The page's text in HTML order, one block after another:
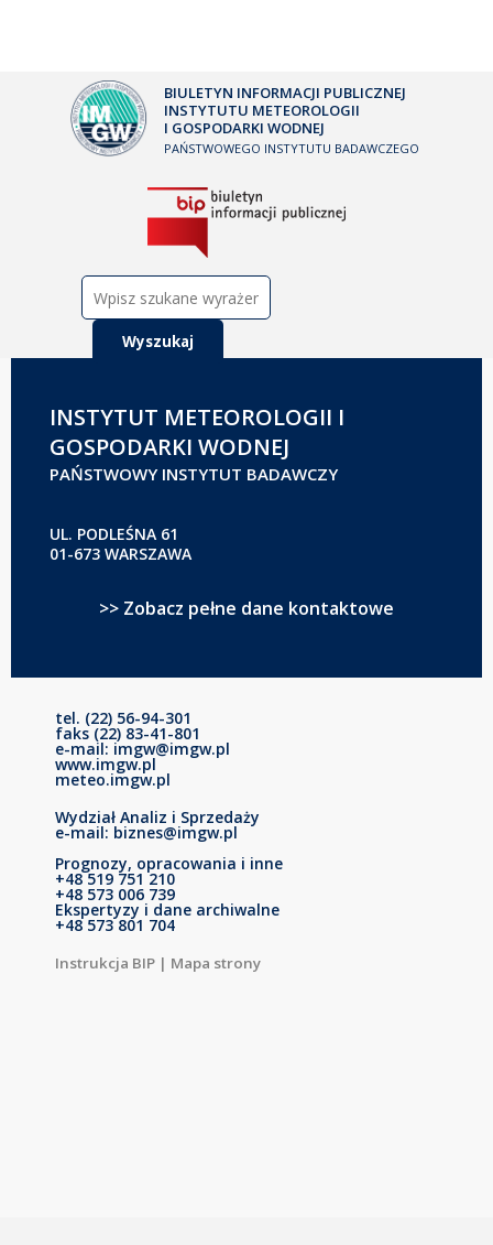
BIULETYN INFORMACJI PUBLICZNEJ
INSTYTUTU METEOROLOGII
I GOSPODARKI WODNEJ
PAŃSTWOWEGO INSTYTUTU BADAWCZEGO
INSTYTUT METEOROLOGII I
GOSPODARKI WODNEJ
PAŃSTWOWY INSTYTUT BADAWCZY
UL. PODLEŚNA 61
01-673 WARSZAWA
>> Zobacz pełne dane kontaktowe
tel. (22) 56-94-301
faks (22) 83-41-801
e-mail: imgw@imgw.pl
www.imgw.pl
meteo.imgw.pl
Wydział Analiz i Sprzedaży
e-mail: biznes@imgw.pl
Prognozy, opracowania i inne
+48 519 751 210
+48 573 006 739
Ekspertyzy i dane archiwalne
+48 573 801 704
Instrukcja BIP | Mapa strony